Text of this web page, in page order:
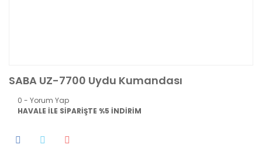
SABA UZ-7700 Uydu Kumandası
0 - Yorum Yap
HAVALE İLE SİPARİŞTE %5 İNDİRİM